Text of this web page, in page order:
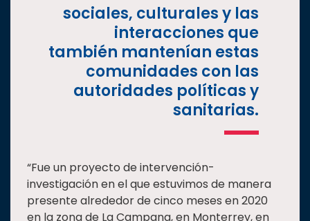
sociales, culturales y las
interacciones que
también mantenían estas
comunidades con las
autoridades políticas y
sanitarias.
“Fue un proyecto de intervención-
investigación en el que estuvimos de manera
presente alrededor de cinco meses en 2020
en la zona de La Campana, en Monterrey, en